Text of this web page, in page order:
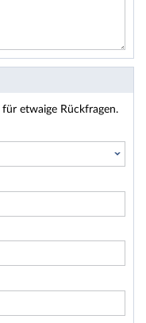
etwaige Rückfragen.